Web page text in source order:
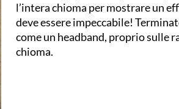
l’intera chioma per mostrare un
deve essere impeccabile!
come un headband, proprio sulle
chioma.